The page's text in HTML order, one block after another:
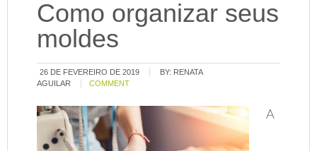
Como organizar seus
moldes
26 DE FEVEREIRO DE 2019 BY: RENATA
AGUILAR
COMMENT
A